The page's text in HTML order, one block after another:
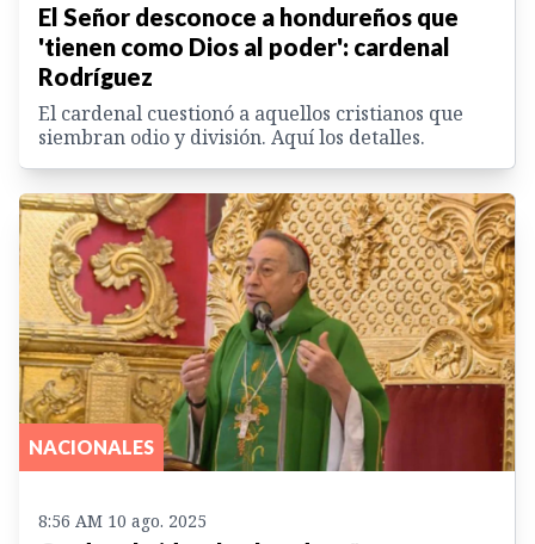
El Señor desconoce a hondureños que
'tienen como Dios al poder': cardenal
Rodríguez
El cardenal cuestionó a aquellos cristianos que
siembran odio y división. Aquí los detalles.
NACIONALES
8:56 AM 10 ago. 2025